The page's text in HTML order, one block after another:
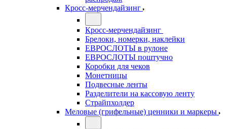
Кросс-мерчендайзинг
Кросс-мерчендайзинг
Брелоки, номерки, наклейки
ЕВРОСЛОТЫ в рулоне
ЕВРОСЛОТЫ поштучно
Коробки для чеков
Монетницы
Подвесные ленты
Разделители на кассовую ленту
Страйпхолдер
Меловые (грифельные) ценники и маркеры